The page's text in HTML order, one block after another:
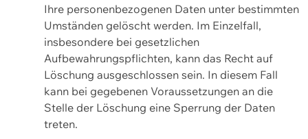
Ihre personenbezogenen Daten unter bestimmten
Umständen gelöscht werden. Im Einzelfall,
insbesondere bei gesetzlichen
Aufbewahrungspflichten, kann das Recht auf
Löschung ausgeschlossen sein. In diesem Fall
kann bei gegebenen Voraussetzungen an die
Stelle der Löschung eine Sperrung der Daten
treten.